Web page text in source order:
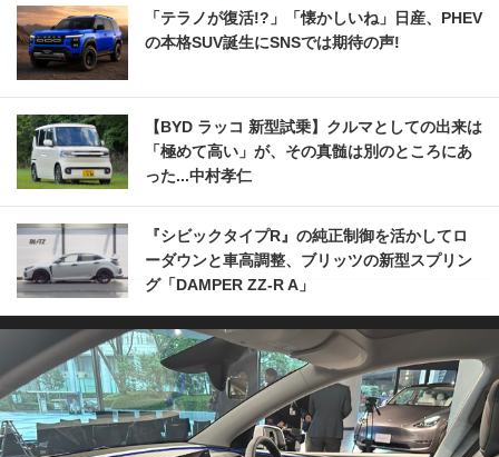
「テラノが復活!?」「懐かしいね」日産、PHEV
の本格SUV誕生にSNSでは期待の声!
【BYD ラッコ 新型試乗】クルマとしての出来は
「極めて高い」が、その真髄は別のところにあ
った...中村孝仁
『シビックタイプR』の純正制御を活かしてロ
ーダウンと車高調整、ブリッツの新型スプリン
グ「DAMPER ZZ-R A」